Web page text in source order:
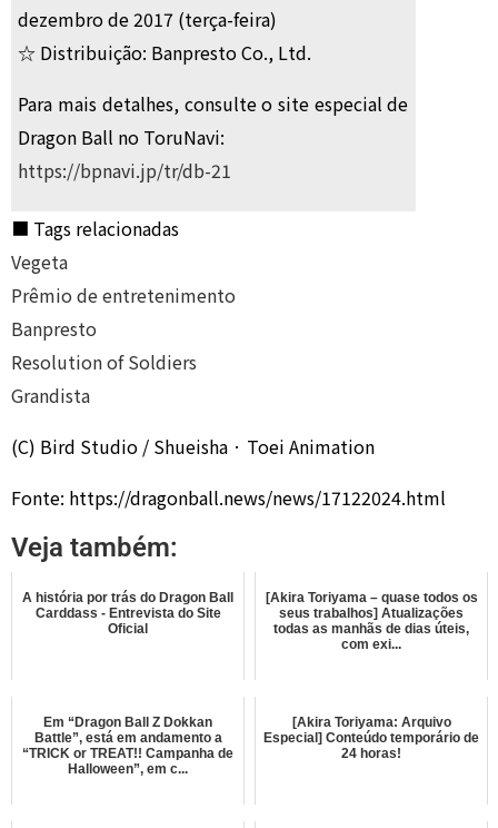
dezembro de 2017 (terça-feira)
☆ Distribuição: Banpresto Co., Ltd.
Para mais detalhes, consulte o site especial de
Dragon Ball no ToruNavi:
https://bpnavi.jp/tr/db-21
■ Tags relacionadas
Vegeta
Prêmio de entretenimento
Banpresto
Resolution of Soldiers
Grandista
(C) Bird Studio / Shueisha · Toei Animation
Fonte: https://dragonball.news/news/17122024.html
Veja também:
A história por trás do Dragon Ball
Carddass - Entrevista do Site
Oficial
[Akira Toriyama – quase todos os
seus trabalhos] Atualizações
todas as manhãs de dias úteis,
com exi...
Em “Dragon Ball Z Dokkan
Battle”, está em andamento a
“TRICK or TREAT!! Campanha de
Halloween”, em c...
[Akira Toriyama: Arquivo
Especial] Conteúdo temporário de
24 horas!